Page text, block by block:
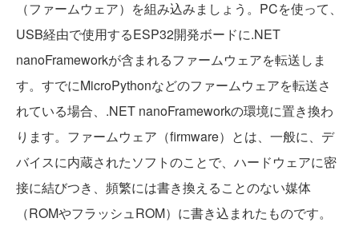
（ファームウェア）を組み込みましょう。PCを使って、
USB経由で使用するESP32開発ボードに.NET
nanoFrameworkが含まれるファームウェアを転送しま
す。すでにMicroPythonなどのファームウェアを転送さ
れている場合、.NET nanoFrameworkの環境に置き換わ
ります。ファームウェア（firmware）とは、一般に、デ
バイスに内蔵されたソフトのことで、ハードウェアに密
接に結びつき、頻繁には書き換えることのない媒体
（ROMやフラッシュROM）に書き込まれたものです。